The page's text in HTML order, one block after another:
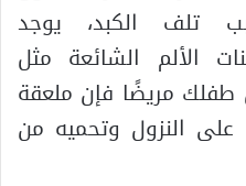
تلف الكبد، يوجد
الألم الشائعة مثل
طفلك مريضًا فإن ملعقة
النزول وتحميه من